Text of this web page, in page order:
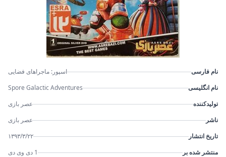
نام فارسی
اسپور: ماجراهای فضایی
نام انگلیسی
Spore Galactic Adventures
تولیدکننده
عصر بازی
ناشر
عصر بازی
تاریخ انتشار
۱۳۹۳/۳/۲۲
منتشر شده بر
1 دی وی دی